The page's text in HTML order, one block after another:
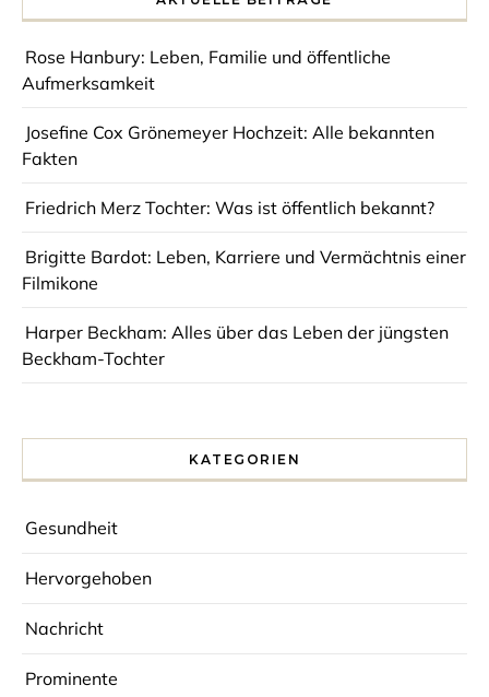
Rose Hanbury: Leben, Familie und öffentliche
Aufmerksamkeit
Josefine Cox Grönemeyer Hochzeit: Alle bekannten
Fakten
Friedrich Merz Tochter: Was ist öffentlich bekannt?
Brigitte Bardot: Leben, Karriere und Vermächtnis einer
Filmikone
Harper Beckham: Alles über das Leben der jüngsten
Beckham-Tochter
KATEGORIEN
Gesundheit
Hervorgehoben
Nachricht
Prominente